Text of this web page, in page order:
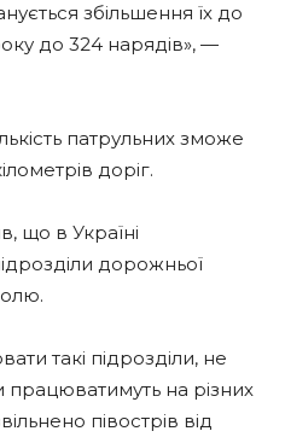
збільшення їх до
до 324 нарядів», —
патрульних зможе
доріг.
що в Україні
дорожньої
такі підрозділи, не
на різних
півострів від